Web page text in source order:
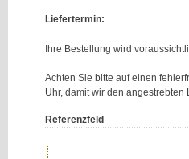
Liefertermin:
Ihre Bestellung wird
Achten Sie bitte auf einen
Uhr, damit wir den
Referenzfeld